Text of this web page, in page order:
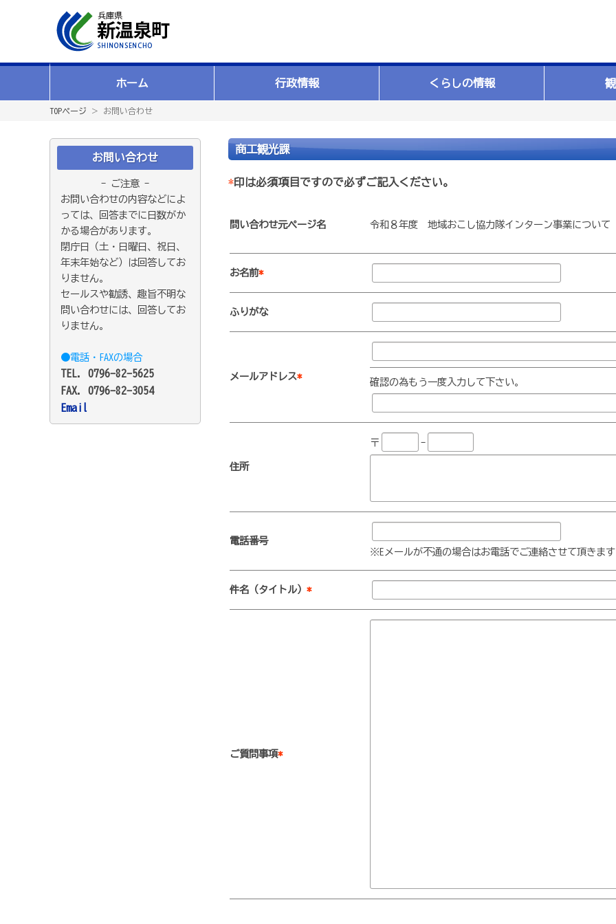
ホーム 行政情報 くらしの情報
TOPページ ＞ お問い合わせ
お問い合わせ
- ご注意 -
お問い合わせの内容などによ
っては、回答までに日数がか
かる場合があります。
閉庁日（土・日曜日、祝日、
年末年始など）は回答してお
りません。
セールスや勧誘、趣旨不明な
問い合わせには、回答してお
りません。
●電話・FAXの場合
TEL. 0796-82-5625
FAX. 0796-82-3054
Email
商工観光課
*印は必須項目ですので必ずご記入ください。
問い合わせ元ページ名 令和８年度 地域おこし協力隊インターン事業について
お名前*
ふりがな
メールアドレス*
確認の為もう一度入力して下さい。
住所
〒 -
電話番号
※Eメールが不通の場合はお電話でご連絡させて頂きま
件名（タイトル） *
ご質問事項*